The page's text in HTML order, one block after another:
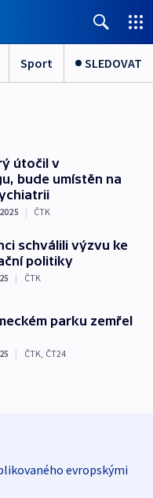
Sport SLEDOVAT
útočil v
bude umístěn na
| ČTK
schválili výzvu ke
politiky
| ČTK
parku zemřel
| ČTK ČT24
evropskými